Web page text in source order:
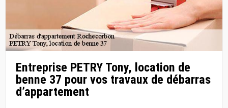
Entreprise PETRY Tony, location de
benne 37 pour vos travaux de débarras
d’appartement